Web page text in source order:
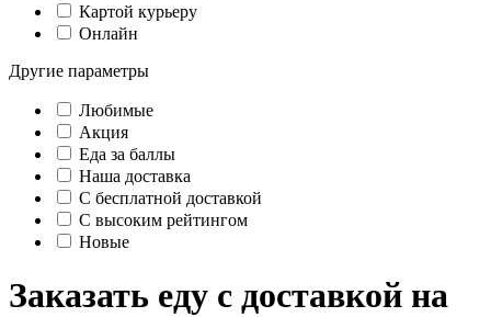
Картой курьеру
Онлайн
Другие параметры
Любимые
Акция
Еда за баллы
Наша доставка
C бесплатной доставкой
С высоким рейтингом
Новые
Заказать еду с доставкой на